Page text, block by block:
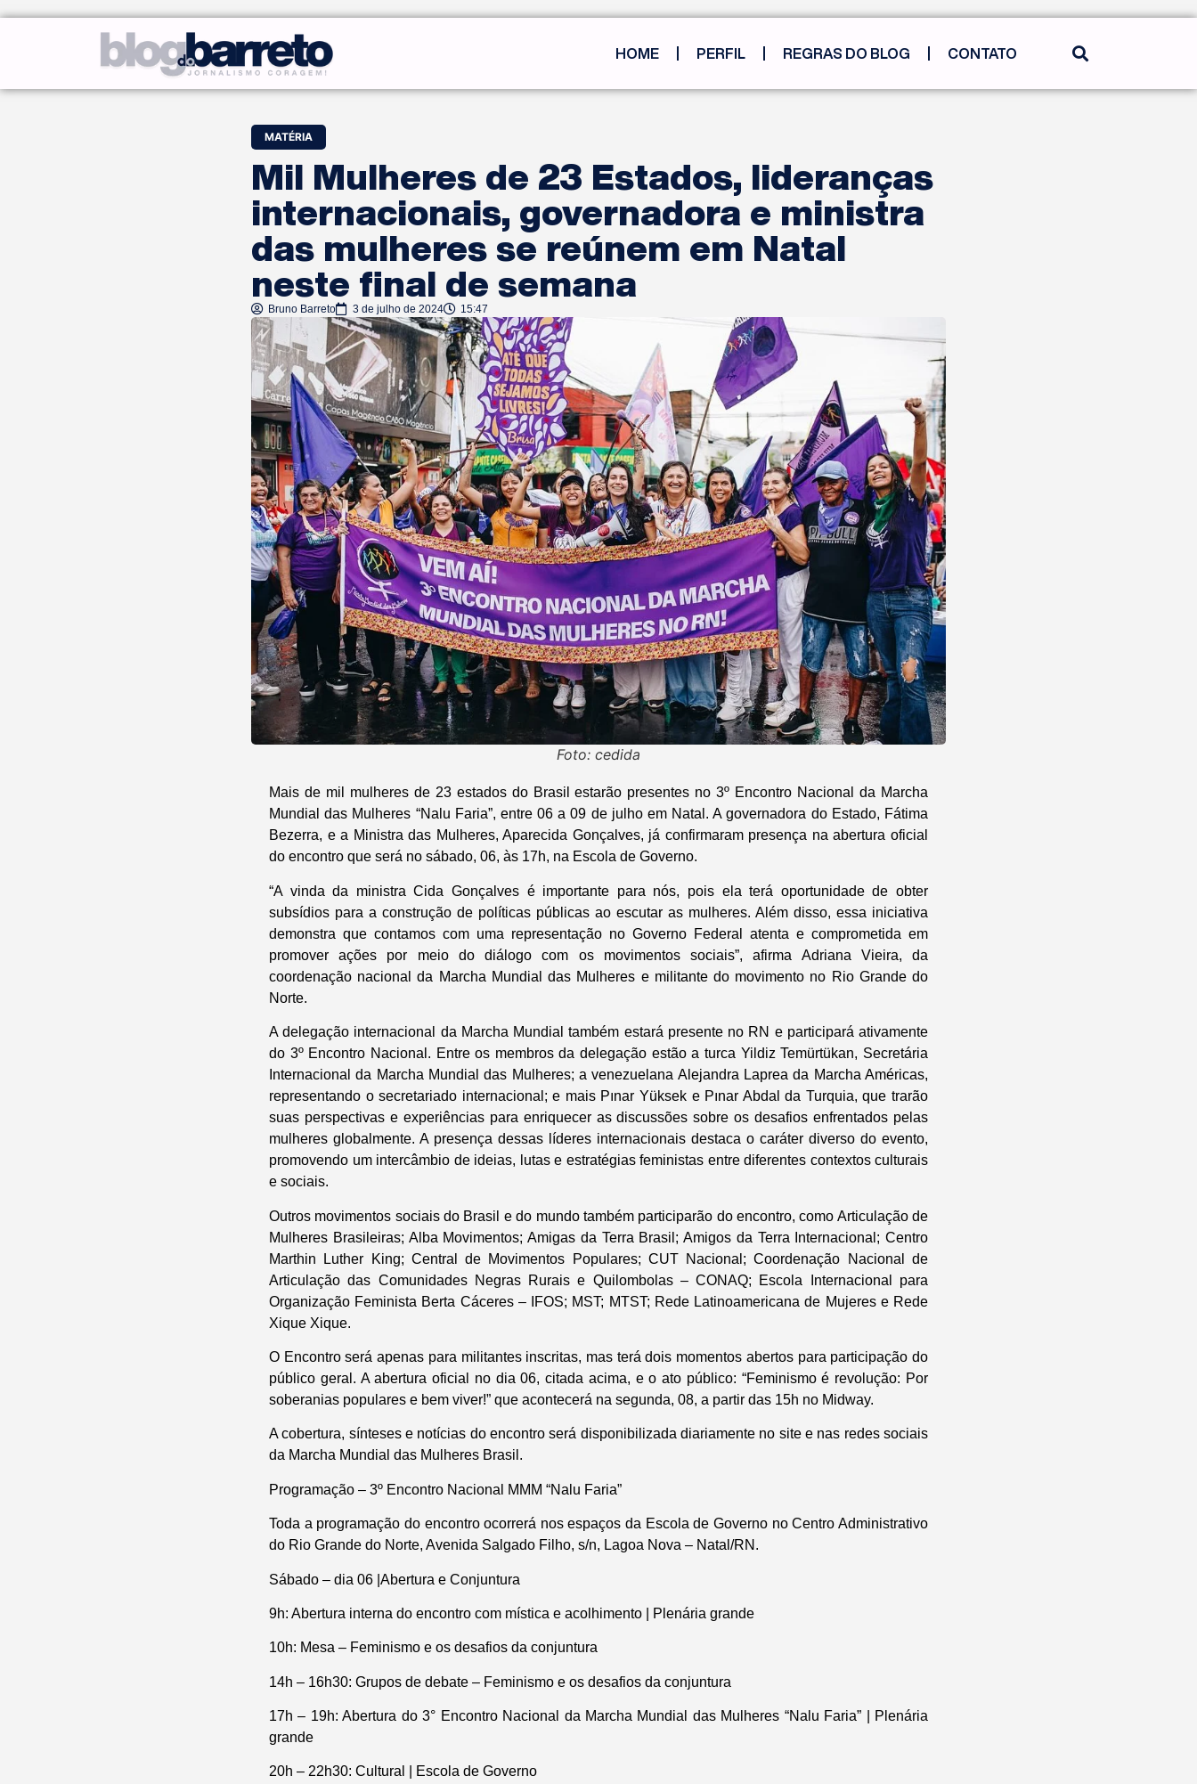
HOME PERFIL REGRAS DO BLOG CONTATO
MATÉRIA
Mil Mulheres de 23 Estados, lideranças
internacionais, governadora e ministra
das mulheres se reúnem em Natal
neste final de semana
Bruno Barreto 3 de julho de 2024 15:47
Foto: cedida
Mais de mil mulheres de 23 estados do Brasil estarão presentes no 3º Encontro Nacional da Marcha
Mundial das Mulheres “Nalu Faria”, entre 06 a 09 de julho em Natal. A governadora do Estado, Fátima
Bezerra, e a Ministra das Mulheres, Aparecida Gonçalves, já confirmaram presença na abertura oficial
do encontro que será no sábado, 06, às 17h, na Escola de Governo.
“A vinda da ministra Cida Gonçalves é importante para nós, pois ela terá oportunidade de obter
subsídios para a construção de políticas públicas ao escutar as mulheres. Além disso, essa iniciativa
demonstra que contamos com uma representação no Governo Federal atenta e comprometida em
promover ações por meio do diálogo com os movimentos sociais”, afirma Adriana Vieira, da
coordenação nacional da Marcha Mundial das Mulheres e militante do movimento no Rio Grande do
Norte.
A delegação internacional da Marcha Mundial também estará presente no RN e participará ativamente
do 3º Encontro Nacional. Entre os membros da delegação estão a turca Yildiz Temürtükan, Secretária
Internacional da Marcha Mundial das Mulheres; a venezuelana Alejandra Laprea da Marcha Américas,
representando o secretariado internacional; e mais Pınar Yüksek e Pınar Abdal da Turquia, que trarão
suas perspectivas e experiências para enriquecer as discussões sobre os desafios enfrentados pelas
mulheres globalmente. A presença dessas líderes internacionais destaca o caráter diverso do evento,
promovendo um intercâmbio de ideias, lutas e estratégias feministas entre diferentes contextos culturais
e sociais.
Outros movimentos sociais do Brasil e do mundo também participarão do encontro, como Articulação de
Mulheres Brasileiras; Alba Movimentos; Amigas da Terra Brasil; Amigos da Terra Internacional; Centro
Marthin Luther King; Central de Movimentos Populares; CUT Nacional; Coordenação Nacional de
Articulação das Comunidades Negras Rurais e Quilombolas – CONAQ; Escola Internacional para
Organização Feminista Berta Cáceres – IFOS; MST; MTST; Rede Latinoamericana de Mujeres e Rede
Xique Xique.
O Encontro será apenas para militantes inscritas, mas terá dois momentos abertos para participação do
público geral. A abertura oficial no dia 06, citada acima, e o ato público: “Feminismo é revolução: Por
soberanias populares e bem viver!” que acontecerá na segunda, 08, a partir das 15h no Midway.
A cobertura, sínteses e notícias do encontro será disponibilizada diariamente no site e nas redes sociais
da Marcha Mundial das Mulheres Brasil.
Programação – 3º Encontro Nacional MMM “Nalu Faria”
Toda a programação do encontro ocorrerá nos espaços da Escola de Governo no Centro Administrativo
do Rio Grande do Norte, Avenida Salgado Filho, s/n, Lagoa Nova – Natal/RN.
Sábado – dia 06 |Abertura e Conjuntura
9h: Abertura interna do encontro com mística e acolhimento | Plenária grande
10h: Mesa – Feminismo e os desafios da conjuntura
14h – 16h30: Grupos de debate – Feminismo e os desafios da conjuntura
17h – 19h: Abertura do 3° Encontro Nacional da Marcha Mundial das Mulheres “Nalu Faria” | Plenária
grande
20h – 22h30: Cultural | Escola de Governo